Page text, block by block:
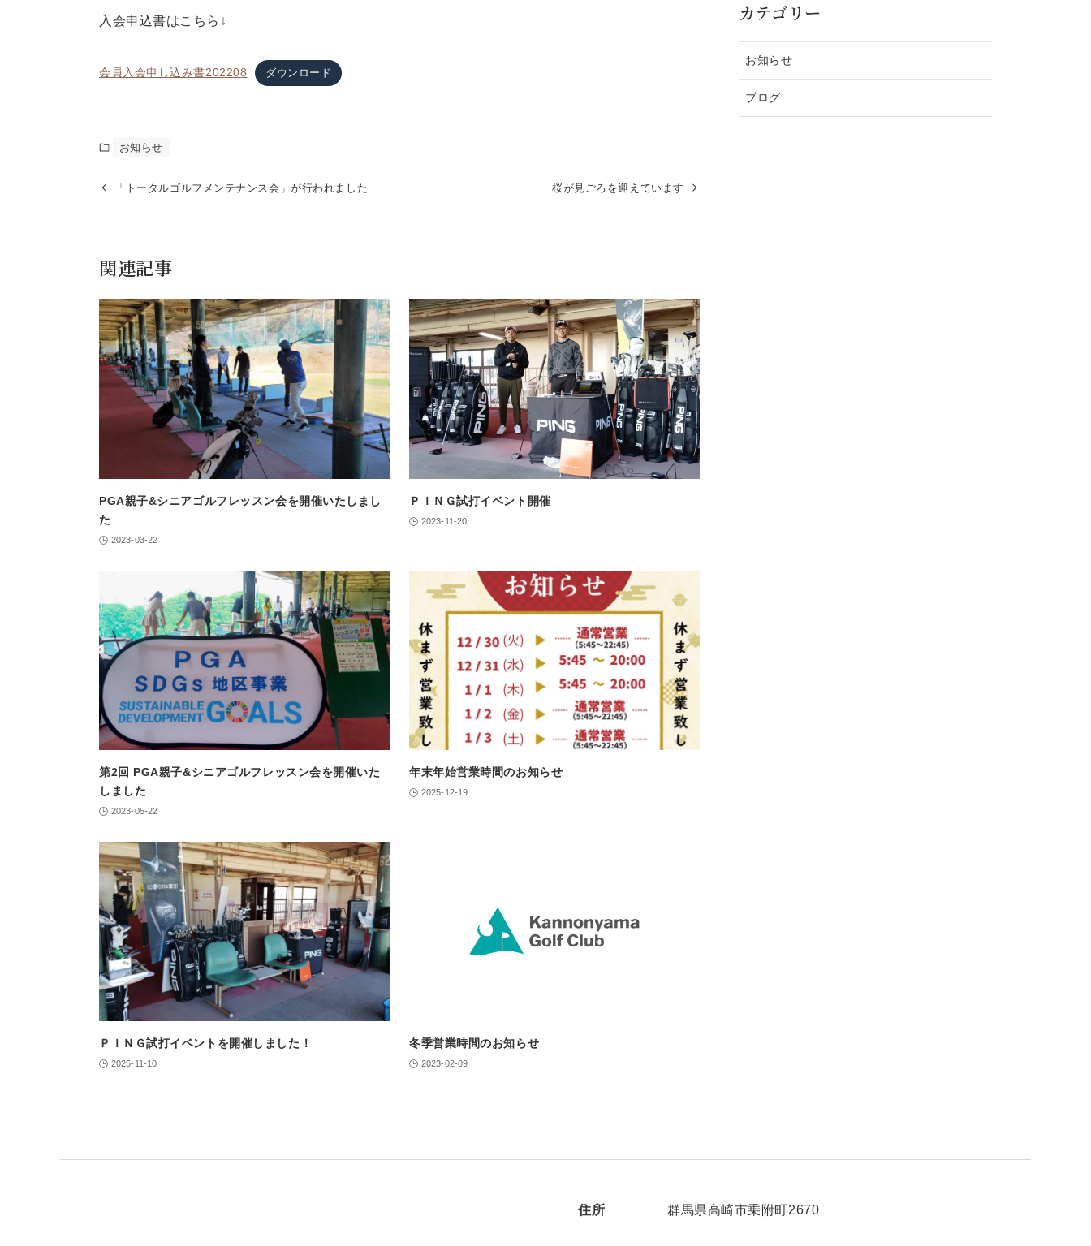
入会申込書はこちら↓
会員入会申し込み書202208 ダウンロード
お知らせ
「トータルゴルフメンテナンス会」が行われました 桜が見ごろを迎えています
関連記事
PGA親子&シニアゴルフレッスン会を開催いたしまし
た
2023-03-22
ＰＩＮＧ試打イベント開催
2023-11-20
第2回 PGA親子&シニアゴルフレッスン会を開催いた
しました
2023-05-22
年末年始営業時間のお知らせ
2025-12-19
ＰＩＮＧ試打イベントを開催しました！
2025-11-10
冬季営業時間のお知らせ
2023-02-09
カテゴリー
お知らせ
ブログ
住所 群馬県高崎市乗附町2670